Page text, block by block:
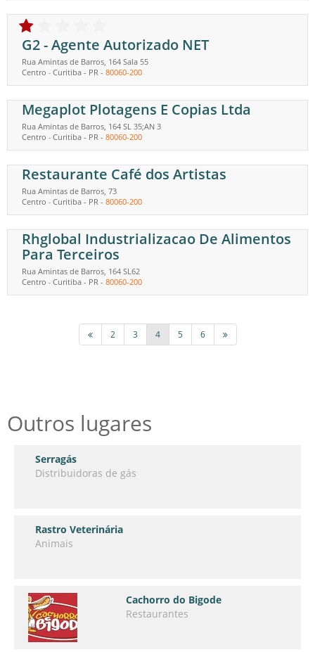
G2 - Agente Autorizado NET
Rua Amintas de Barros, 164 Sala 55
Centro - Curitiba - PR - 80060-200
Megaplot Plotagens E Copias Ltda
Rua Amintas de Barros, 164 SL 35;AN 3
Centro - Curitiba - PR - 80060-200
Restaurante Café dos Artistas
Rua Amintas de Barros, 73
Centro - Curitiba - PR - 80060-200
Rhglobal Industrializacao De Alimentos
Para Terceiros
Rua Amintas de Barros, 164 SL62
Centro - Curitiba - PR - 80060-200
2 3 4 5 6
Outros lugares
Serragás
Distribuidoras de gás
Rastro Veterinária
Animais
Cachorro do Bigode
Restaurantes